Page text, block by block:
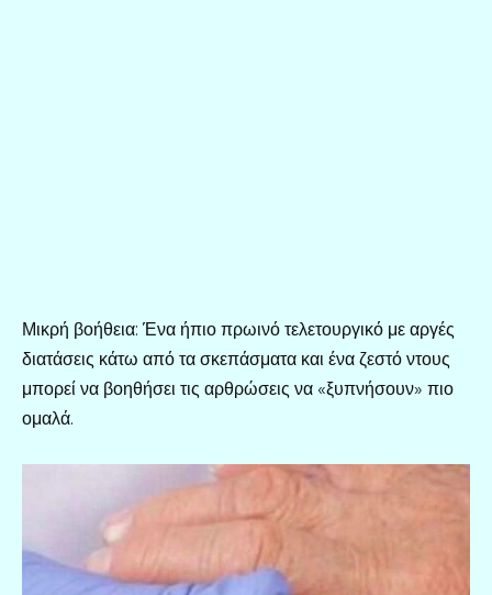
Μικρή βοήθεια: Ένα ήπιο πρωινό τελετουργικό με αργές
διατάσεις κάτω από τα σκεπάσματα και ένα ζεστό ντους
μπορεί να βοηθήσει τις αρθρώσεις να «ξυπνήσουν» πιο
ομαλά.